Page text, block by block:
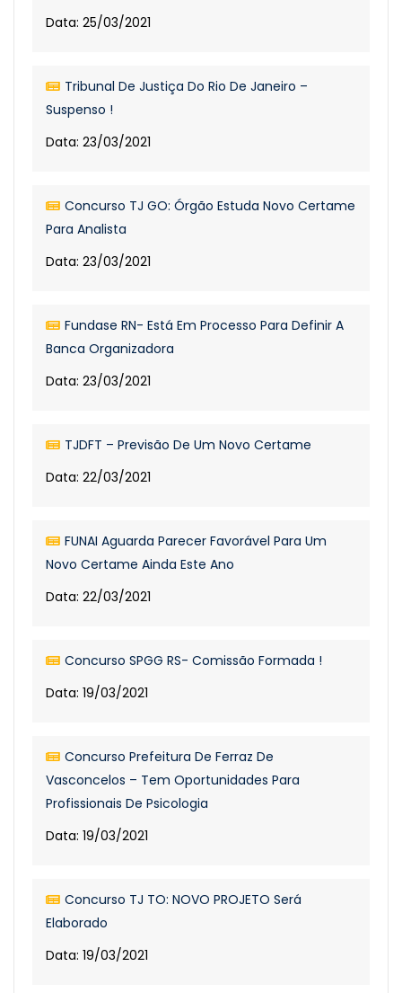
Data: 25/03/2021
Tribunal De Justiça Do Rio De Janeiro –
Suspenso !
Data: 23/03/2021
Concurso TJ GO: Órgão Estuda Novo Certame
Para Analista
Data: 23/03/2021
Fundase RN- Está Em Processo Para Definir A
Banca Organizadora
Data: 23/03/2021
TJDFT – Previsão De Um Novo Certame
Data: 22/03/2021
FUNAI Aguarda Parecer Favorável Para Um
Novo Certame Ainda Este Ano
Data: 22/03/2021
Concurso SPGG RS- Comissão Formada !
Data: 19/03/2021
Concurso Prefeitura De Ferraz De
Vasconcelos – Tem Oportunidades Para
Profissionais De Psicologia
Data: 19/03/2021
Concurso TJ TO: NOVO PROJETO Será
Elaborado
Data: 19/03/2021